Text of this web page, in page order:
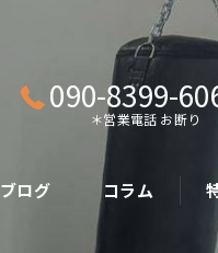
090-8399-
＊営業電話 お断り
ブログ コラム